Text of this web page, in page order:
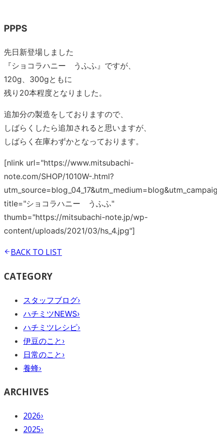
PPPS
先日新登場しました
『ショコラハニー うふふ』ですが、
120g、300gともに
残り20本程度となりました。
追加分の製造をしておりますので、
しばらくしたら追加されると思いますが、
しばらく在庫わずかとなっております。
[nlink url="https://www.mitsubachi-
note.com/SHOP/1010W-.html?
title="ショコラハニー うふふ"
thumb="https://mitsubachi-note.jp/wp-
content/uploads/2021/03/hs_4.jpg"]
BACK TO LIST
CATEGORY
スタッフブログ›
ハチミツNEWS›
ハチミツレシピ›
伊豆のこと ›
日常のこと ›
養蜂›
ARCHIVES
2026›
2025›